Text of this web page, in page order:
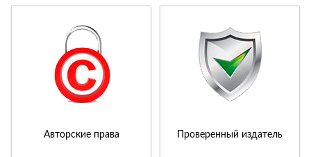
Авторские права Проверенный издатель